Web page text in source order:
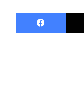
Facebook